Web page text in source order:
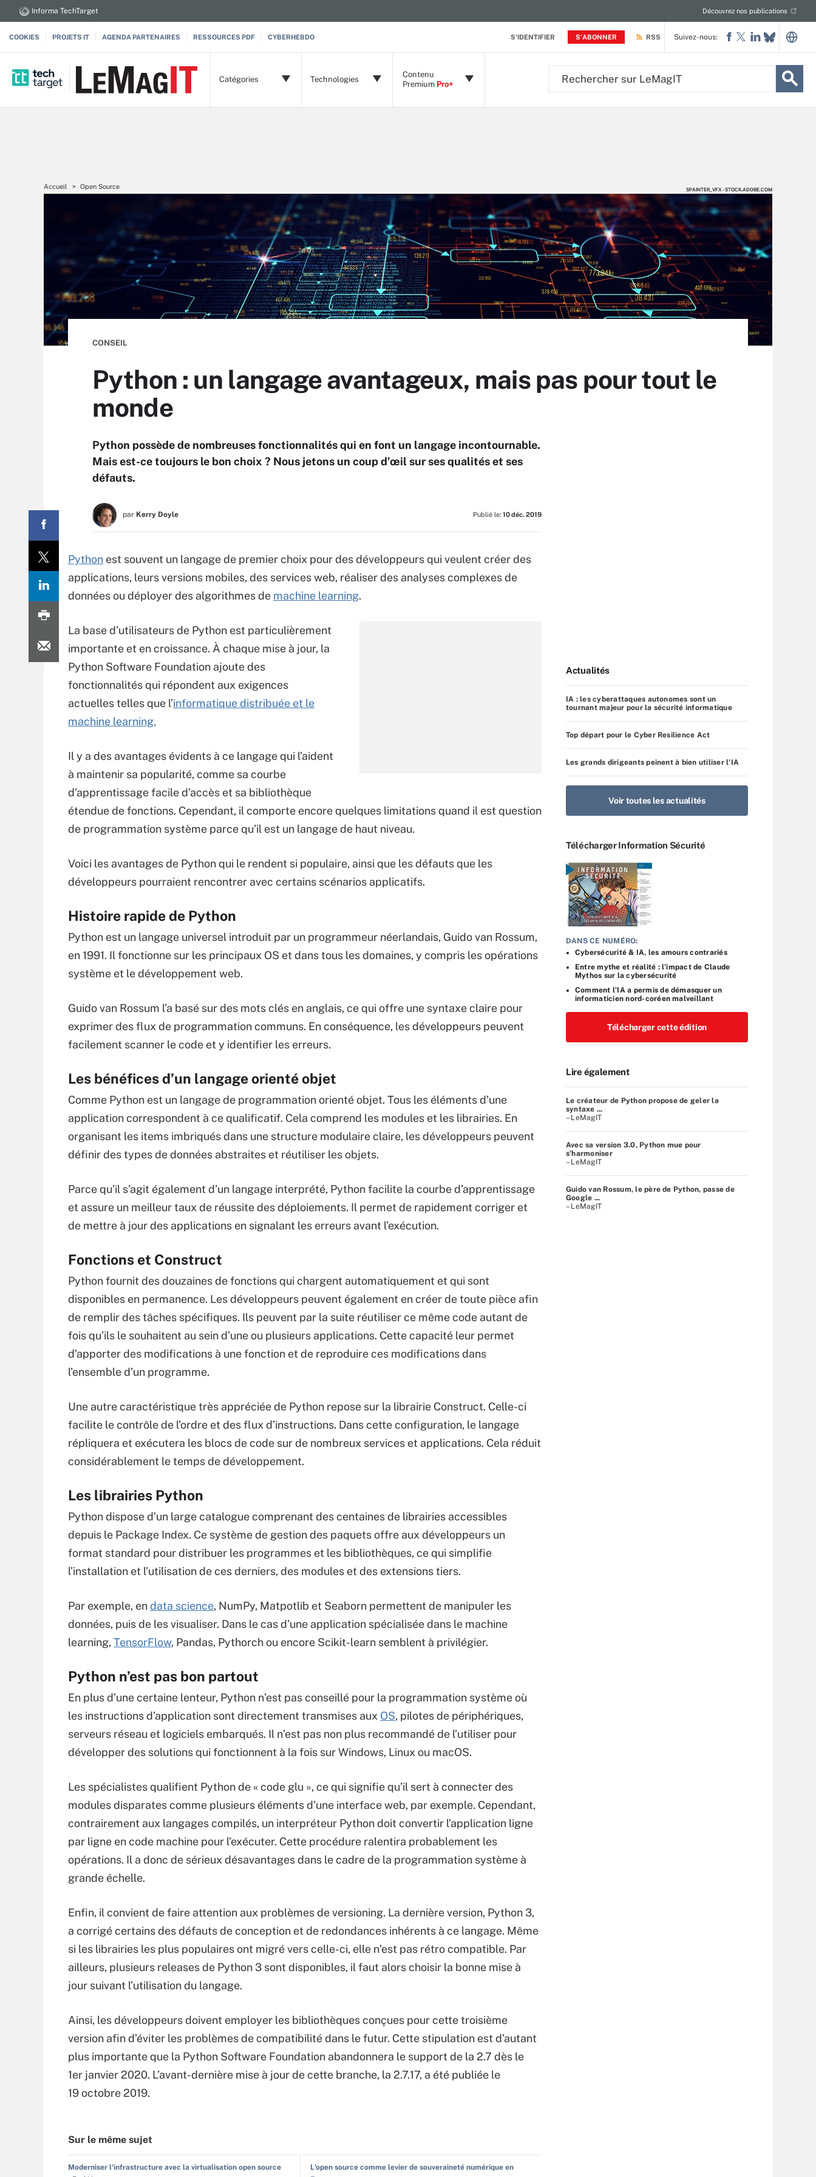
S'IDENTIFIER S'ABONNER
Informa TechTarget Découvrez nos publications
COOKIES PROJETS IT AGENDA PARTENAIRES RESSOURCES PDF CYBERHEBDO RSS
Catégories Technologies
Contenu
Premium Pro+
Suivez-nous:
Accueil Open Source SPAINTER_VFX - STOCK.ADOBE.COM
SPAINTER_VFX - STOCK.ADOBE.COM
CONSEIL
Python : un langage avantageux, mais pas pour tout le
monde
Python possède de nombreuses fonctionnalités qui en font un langage incontournable.
Mais est-ce toujours le bon choix ? Nous jetons un coup d’œil sur ses qualités et ses
défauts.
par Kerry Doyle Publié le: 10 déc. 2019
Python est souvent un langage de premier choix pour des développeurs qui veulent créer des
applications, leurs versions mobiles, des services web, réaliser des analyses complexes de
données ou déployer des algorithmes de machine learning.
La base d’utilisateurs de Python est particulièrement
importante et en croissance. À chaque mise à jour, la
Python Software Foundation ajoute des
fonctionnalités qui répondent aux exigences
actuelles telles que l’informatique distribuée et le
machine learning.
Il y a des avantages évidents à ce langage qui l’aident
à maintenir sa popularité, comme sa courbe
d’apprentissage facile d’accès et sa bibliothèque
étendue de fonctions. Cependant, il comporte encore quelques limitations quand il est question
de programmation système parce qu’il est un langage de haut niveau.
Voici les avantages de Python qui le rendent si populaire, ainsi que les défauts que les
développeurs pourraient rencontrer avec certains scénarios applicatifs.
Histoire rapide de Python
Python est un langage universel introduit par un programmeur néerlandais, Guido van Rossum,
en 1991. Il fonctionne sur les principaux OS et dans tous les domaines, y compris les opérations
système et le développement web.
Guido van Rossum l’a basé sur des mots clés en anglais, ce qui offre une syntaxe claire pour
exprimer des flux de programmation communs. En conséquence, les développeurs peuvent
facilement scanner le code et y identifier les erreurs.
Les bénéfices d’un langage orienté objet
Comme Python est un langage de programmation orienté objet. Tous les éléments d’une
application correspondent à ce qualificatif. Cela comprend les modules et les librairies. En
organisant les items imbriqués dans une structure modulaire claire, les développeurs peuvent
définir des types de données abstraites et réutiliser les objets.
Parce qu’il s’agit également d’un langage interprété, Python facilite la courbe d’apprentissage
et assure un meilleur taux de réussite des déploiements. Il permet de rapidement corriger et
de mettre à jour des applications en signalant les erreurs avant l’exécution.
Fonctions et Construct
Python fournit des douzaines de fonctions qui chargent automatiquement et qui sont
disponibles en permanence. Les développeurs peuvent également en créer de toute pièce afin
de remplir des tâches spécifiques. Ils peuvent par la suite réutiliser ce même code autant de
fois qu’ils le souhaitent au sein d’une ou plusieurs applications. Cette capacité leur permet
d’apporter des modifications à une fonction et de reproduire ces modifications dans
l’ensemble d’un programme.
Une autre caractéristique très appréciée de Python repose sur la librairie Construct. Celle-ci
facilite le contrôle de l’ordre et des flux d’instructions. Dans cette configuration, le langage
répliquera et exécutera les blocs de code sur de nombreux services et applications. Cela réduit
considérablement le temps de développement.
Les librairies Python
Python dispose d’un large catalogue comprenant des centaines de librairies accessibles
depuis le Package Index. Ce système de gestion des paquets offre aux développeurs un
format standard pour distribuer les programmes et les bibliothèques, ce qui simplifie
l’installation et l’utilisation de ces derniers, des modules et des extensions tiers.
Par exemple, endata science, NumPy, Matpotlib et Seaborn permettent de manipuler les
données, puis de les visualiser. Dans le cas d’une application spécialisée dans le machine
learning, TensorFlow, Pandas, Pythorch ou encore Scikit-learn semblent à privilégier.
Python n’est pas bon partout
En plus d’une certaine lenteur, Python n’est pas conseillé pour la programmation système où
les instructions d’application sont directement transmises aux OS, pilotes de périphériques,
serveurs réseau et logiciels embarqués. Il n’est pas non plus recommandé de l’utiliser pour
développer des solutions qui fonctionnent à la fois sur Windows, Linux ou macOS.
Les spécialistes qualifient Python de « code glu », ce qui signifie qu’il sert à connecter des
modules disparates comme plusieurs éléments d’une interface web, par exemple. Cependant,
contrairement aux langages compilés, un interpréteur Python doit convertir l’application ligne
par ligne en code machine pour l’exécuter. Cette procédure ralentira probablement les
opérations. Il a donc de sérieux désavantages dans le cadre de la programmation système à
grande échelle.
Enfin, il convient de faire attention aux problèmes de versioning. La dernière version, Python 3,
a corrigé certains des défauts de conception et de redondances inhérents à ce langage. Même
si les librairies les plus populaires ont migré vers celle-ci, elle n’est pas rétro compatible. Par
ailleurs, plusieurs releases de Python 3 sont disponibles, il faut alors choisir la bonne mise à
jour suivant l’utilisation du langage.
Ainsi, les développeurs doivent employer les bibliothèques conçues pour cette troisième
version afin d’éviter les problèmes de compatibilité dans le futur. Cette stipulation est d’autant
plus importante que la Python Software Foundation abandonnera le support de la 2.7 dès le
1er janvier 2020. L’avant-dernière mise à jour de cette branche, la 2.7.17, a été publiée le
19 octobre 2019.
Sur le même sujet
Moderniser l'infrastructure avec la virtualisation open source
L'open source comme levier de souveraineté numérique en
Actualités
IA : les cyberattaques autonomes sont un
tournant majeur pour la sécurité informatique
Top départ pour le Cyber Resilience Act
Les grands dirigeants peinent à bien utiliser l’IA
Voir toutes les actualités
Télécharger Information Sécurité
DANS CE NUMÉRO:
Cybersécurité & IA, les amours contrariés
Entre mythe et réalité : l’impact de Claude
Mythos sur la cybersécurité
Comment l’IA a permis de démasquer un
informaticien nord-coréen malveillant
Télécharger cette édition
Lire également
Le créateur de Python propose de geler la
syntaxe ...
– LeMagIT
Avec sa version 3.0, Python mue pour
s'harmoniser
– LeMagIT
Guido van Rossum, le père de Python, passe de
Google ...
– LeMagIT